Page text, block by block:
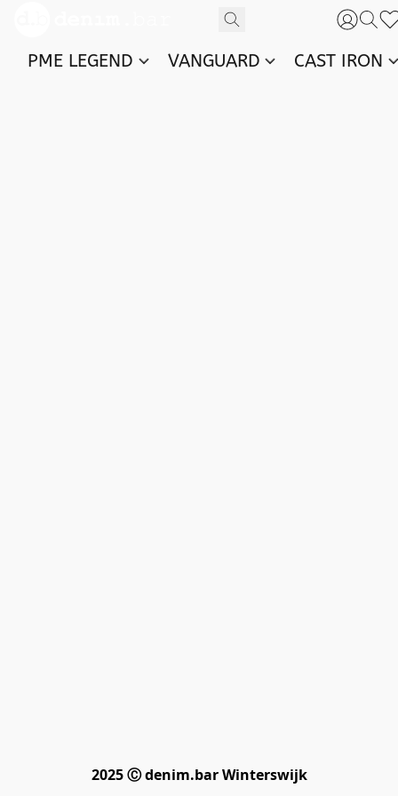
PME LEGEND VANGUARD CAST IRON
2025 Ⓒ denim.bar Winterswijk